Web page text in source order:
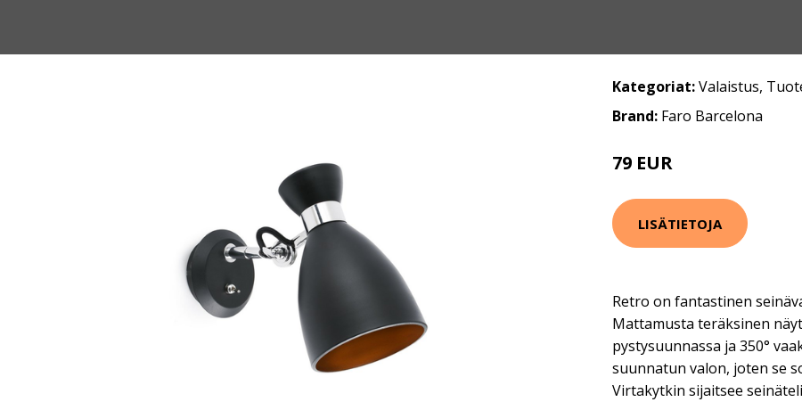
Kategoriat:Valaistus,
Brand: Faro Barcelona
79 EUR
LISÄTIETOJA
Retro on fantastinen
Mattamusta teräksinen
pystysuunnassa ja 350°
suunnatun valon, joten se
Virtakytkin sijaitsee